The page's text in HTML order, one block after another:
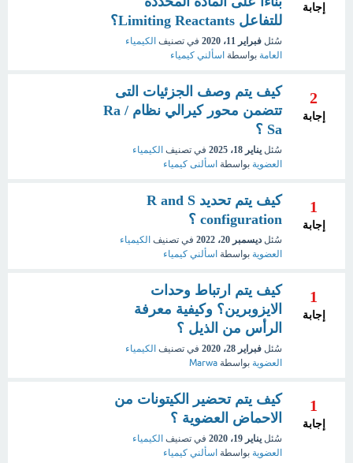
إجابة
للتفاعل Limiting Reactants؟
سُئل فبراير 11، 2020 في تصنيف الكيمياء
العامة بواسطة اسألني كيمياء
2
إجابة
كيف يتم وصف الجزئيات التى
تتضمن محور كيرالي نظام Ra /
Sa ؟
سُئل يناير 18، 2025 في تصنيف الكيمياء
العضوية بواسطة اسألنى كيمياء
1
إجابة
كيف يتم تحديد R and S
configuration ؟
سُئل ديسمبر 20، 2022 في تصنيف الكيمياء
العضوية بواسطة اسألني كيمياء
1
إجابة
كيف يتم ارتباط وحدات
الايزوبرين؟ وكيفية معرفة
الرأس من الذيل ؟
سُئل فبراير 28، 2020 في تصنيف الكيمياء
العضوية بواسطة Marwa
1
إجابة
كيف يتم تحضير الكيتونات من
الاحماض العضوية ؟
سُئل يناير 19، 2020 في تصنيف الكيمياء
العضوية بواسطة اسألني كيمياء